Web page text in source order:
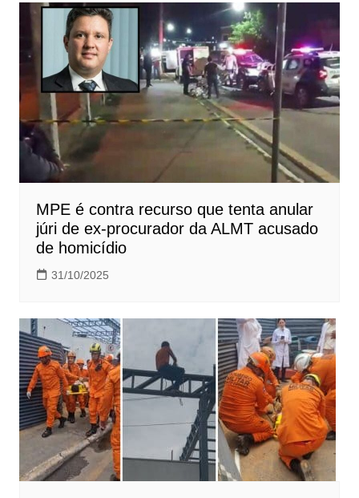
MPE é contra recurso que tenta anular
júri de ex-procurador da ALMT acusado
de homicídio
31/10/2025